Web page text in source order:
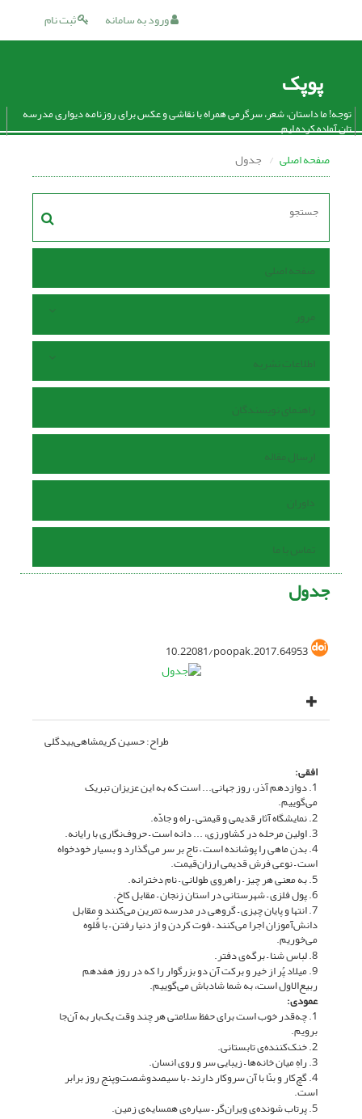
ثبت نام ورود به سامانه
پوپک
توجه! ما داستان، شعر، سرگرمی همراه با نقاشی و عکس برای روزنامه دیواری مدرسه
تان آماده کرده ایم.
صفحه اصلی جدول
صفحه اصلی
مرور
اطلاعات نشریه
راهنمای نویسندگان
ارسال مقاله
داوران
تماس با ما
جدول
10.22081/poopak.2017.64953
طراح: حسین کریمشاهی‌بیدگلی
افقی:
1. دوازدهم آذر، روز جهانی... است که به این عزیزان تبریک
می‌گوییم.
2. نمایشگاه آثار قدیمی و قیمتی – راه و جادّه.
3. اولین مرحله در کشاورزی، ... دانه است – حروف‌نگاری با رایانه.
4. بدن ماهی را پوشانده است – تاج بر سر می‌گذارد و بسیار خودخواه
است – نوعی فرش قدیمی ارزان‌قیمت.
5. به معنی هر چیز – راهروی طولانی – نام دخترانه.
6. پول فلزی – شهرستانی در استان زنجان – مقابل کاخ.
7. انتها و پایان چیزی – گروهی در مدرسه تمرین می‌کنند و مقابل
دانش‌آموزان اجرا می‌کنند – فوت کردن و از دنیا رفتن – با قُلوه
می‌خوریم.
8. لباس شنا – برگه‌ی دفتر.
9. میلاد پُر از خیر و برکت آن دو بزرگوار را که در روز هفدهم
ربیع‌الاول است، به شما شادباش می‌گوییم.
عمودی:
1. چه‌قدر خوب است برای حفظ سلامتی هر چند وقت یک‌بار به آن‌جا
برویم.
2. خنک‌کننده‌ی تابستانی.
3. راهِ میان خانه‌ها – زیبایی سر و روی انسان.
4. گچ‌کار و بنّا با آن سروکار دارند – با سیصدوشصت‌وپنج روز برابر
است.
5. پرتاب شونده‌ی ویران‌گر – سیاره‌ی همسایه‌ی زمین.